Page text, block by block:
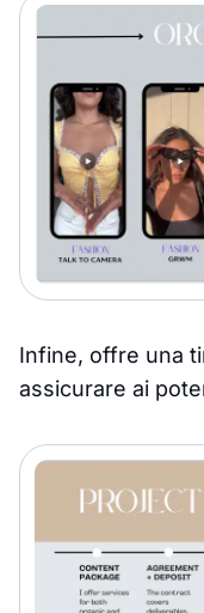
Infine, offre una
assicurare ai